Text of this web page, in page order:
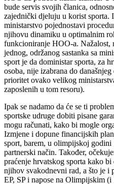
bude servis svojih članica,
zajednički djeluju u korist sporta.
ministarstvo pojednostavi
njihovu dinamiku u optimalnim
funkcioniranje HOO-a. Nažalost,
jednog, održanog sastanka sa
sport je da doministar sporta, za
osoba, nije izabrana do
prioritet ovako velikog
zaposlenih u tom resoru).
Ipak se nadamo da će se ti
sportske udruge dobiti pisane
mogu računati, kako bi mogle
Izmjene i dopune financijskih
sport, barem, u olimpijskoj
partnerski način. Također,
praćenje hrvatskog sporta kako
njihov svakodnevni rad, a što je i
EP, SP i napose na Olimpijskim